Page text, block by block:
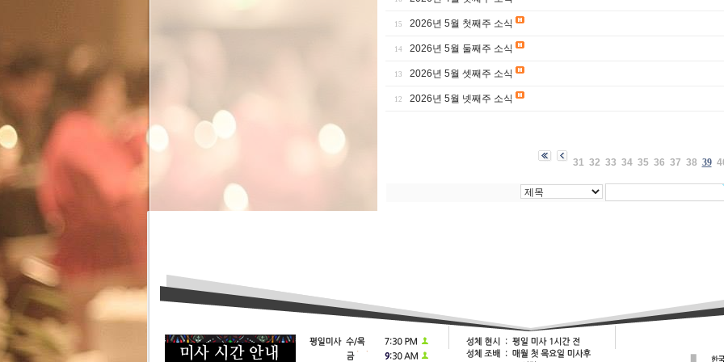
15 2026년 5월 첫째주 소식
14 2026년 5월 둘째주 소식
13 2026년 5월 셋째주 소식
12 2026년 5월 넷째주 소식
31 32 33 34 35 36 37 38 39